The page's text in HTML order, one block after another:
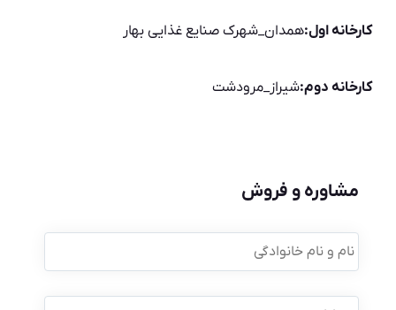
کارخانه اول:همدان_شهرک صنایع غذایی بهار
کارخانه دوم:شیراز_مرودشت
مشاوره و فروش
نام
و
نام
موبایل *